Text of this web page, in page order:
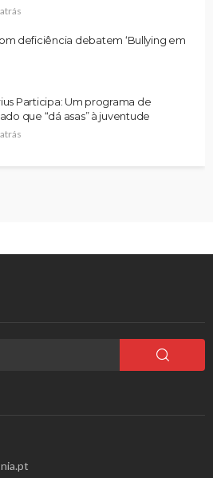
deficiência debatem ‘Bullying em
Participa: Um programa de
que “dá asas” à juventude